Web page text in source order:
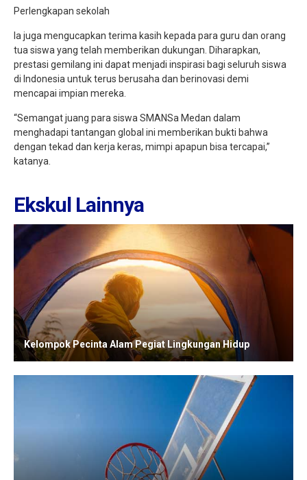
Perlengkapan sekolah
Ia juga mengucapkan terima kasih kepada para guru dan orang
tua siswa yang telah memberikan dukungan. Diharapkan,
prestasi gemilang ini dapat menjadi inspirasi bagi seluruh siswa
di Indonesia untuk terus berusaha dan berinovasi demi
mencapai impian mereka.
“Semangat juang para siswa SMANSa Medan dalam
menghadapi tantangan global ini memberikan bukti bahwa
dengan tekad dan kerja keras, mimpi apapun bisa tercapai,”
katanya.
Ekskul Lainnya
Kelompok Pecinta Alam Pegiat Lingkungan Hidup